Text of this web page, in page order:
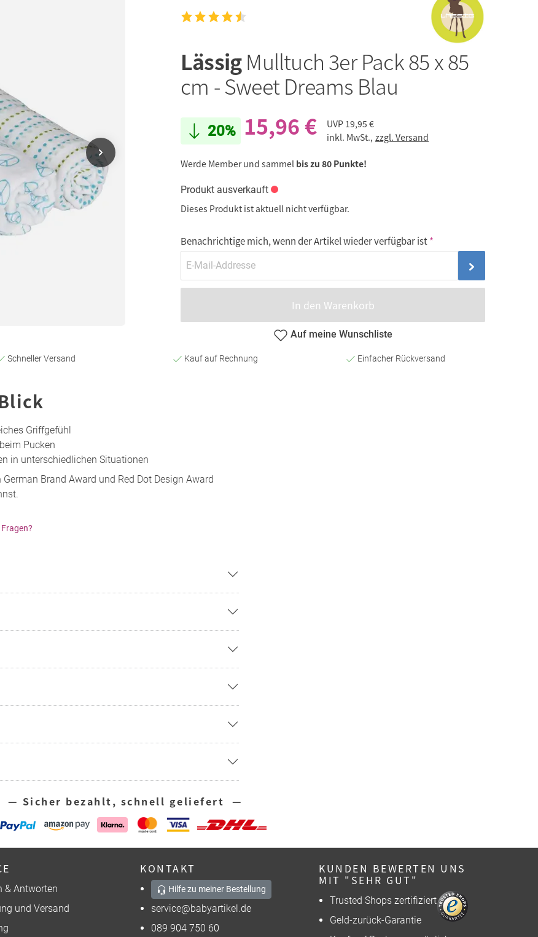
LässigMulltuch 3er Pack 85 x 85
cm - Sweet Dreams Blau
20% 15,96 € UVP 19,95 €
inkl. MwSt., zzgl. Versand
Werde Member und sammel bis zu 80 Punkte!
Produkt ausverkauft
Dieses Produkt ist aktuell nicht verfügbar.
Benachrichtige mich, wenn der Artikel wieder verfügbar ist
In den Warenkorb
Auf meine Wunschliste
Schneller Versand Kauf auf Rechnung Einfacher Rückversand
Griffgefühl
Pucken
in unterschiedlichen Situationen
Brand Award und Red Dot Design Award
— Sicher bezahlt, schnell geliefert —
& Antworten
und Versand
KONTAKT
Hilfe zu meiner Bestellung
service@babyartikel.de
089 904 750 60
KUNDEN BEWERTEN UNS
MIT "SEHR GUT"
Trusted Shops zertifiziert
Geld-zurück-Garantie